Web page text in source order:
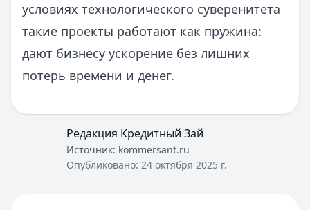
условиях технологического суверенитета
такие проекты работают как пружина:
дают бизнесу ускорение без лишних
потерь времени и денег.
Редакция Кредитный Зай
Источник: kommersant.ru
Опубликовано: 24 октября 2025 г.